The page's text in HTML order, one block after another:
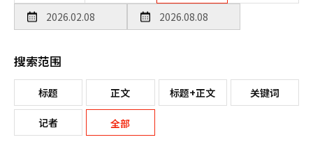
搜索范围
标题 正文 标题+正文 关键词
记者 全部